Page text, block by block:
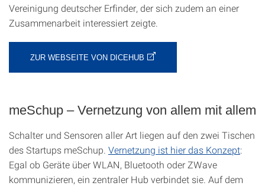
Vereinigung deutscher Erfinder, der sich zudem an einer
Zusammenarbeit interessiert zeigte.
ZUR WEBSEITE VON DICEHUB
meSchup – Vernetzung von allem mit allem
Schalter und Sensoren aller Art liegen auf den zwei Tischen
des Startups meSchup. Vernetzung ist hier das Konzept:
Egal ob Geräte über WLAN, Bluetooth oder ZWave
kommunizieren, ein zentraler Hub verbindet sie. Auf dem